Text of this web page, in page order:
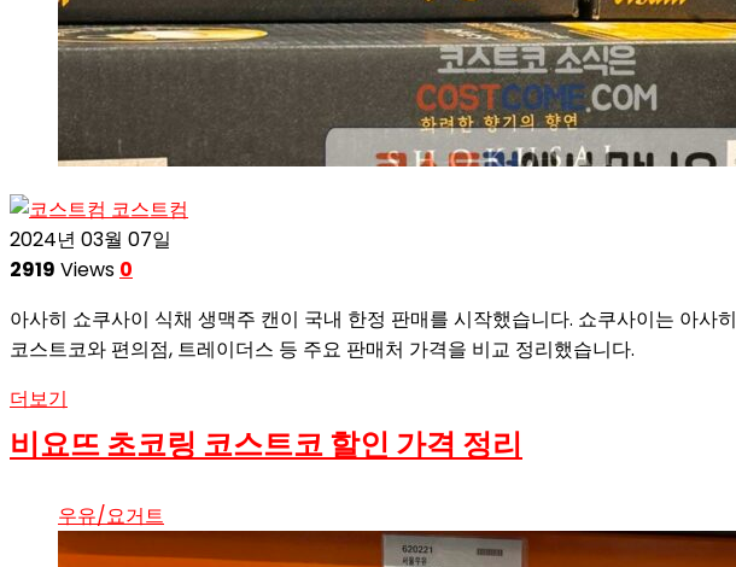
코스트컴
2024년 03월 07일
2919 Views 0
아사히 쇼쿠사이 식채 생맥주 캔이 국내 한정 판매를 시작했습니다. 쇼쿠사이는 아
코스트코와 편의점, 트레이더스 등 주요 판매처 가격을 비교 정리했습니다.
더보기
비요뜨 초코링 코스트코 할인 가격 정리
우유/요거트